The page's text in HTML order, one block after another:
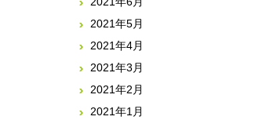
2021年5月
2021年4月
2021年3月
2021年2月
2021年1月